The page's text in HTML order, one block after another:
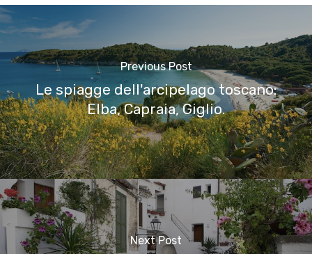
Previous Post
Le spiagge dell'arcipelago toscano:
Elba, Capraia, Giglio.
Next Post